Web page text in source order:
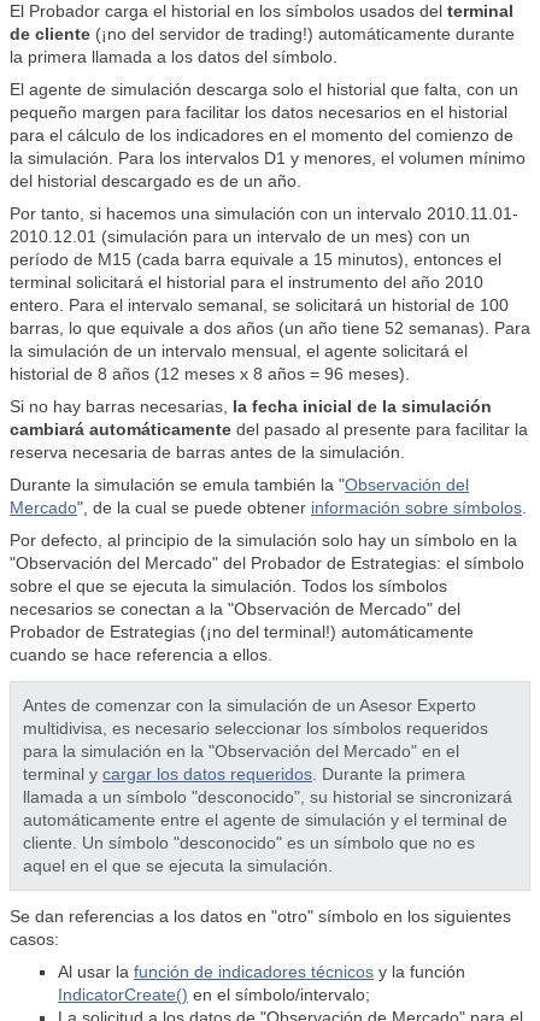
El Probador carga el historial en los símbolos usados del terminal
de cliente (¡no del servidor de trading!) automáticamente durante
la primera llamada a los datos del símbolo.
El agente de simulación descarga solo el historial que falta, con un
pequeño margen para facilitar los datos necesarios en el historial
para el cálculo de los indicadores en el momento del comienzo de
la simulación. Para los intervalos D1 y menores, el volumen mínimo
del historial descargado es de un año.
Por tanto, si hacemos una simulación con un intervalo 2010.11.01-
2010.12.01 (simulación para un intervalo de un mes) con un
período de M15 (cada barra equivale a 15 minutos), entonces el
terminal solicitará el historial para el instrumento del año 2010
entero. Para el intervalo semanal, se solicitará un historial de 100
barras, lo que equivale a dos años (un año tiene 52 semanas). Para
la simulación de un intervalo mensual, el agente solicitará el
historial de 8 años (12 meses x 8 años = 96 meses).
Si no hay barras necesarias, la fecha inicial de la simulación
cambiará automáticamente del pasado al presente para facilitar la
reserva necesaria de barras antes de la simulación.
Durante la simulación se emula también la "Observación del
Mercado", de la cual se puede obtener información sobre símbolos
Por defecto, al principio de la simulación solo hay un símbolo en la
"Observación del Mercado" del Probador de Estrategias: el símbolo
sobre el que se ejecuta la simulación. Todos los símbolos
necesarios se conectan a la "Observación de Mercado" del
Probador de Estrategias (¡no del terminal!) automáticamente
cuando se hace referencia a ellos.
Antes de comenzar con la simulación de un Asesor Experto
multidivisa, es necesario seleccionar los símbolos requeridos
para la simulación en la "Observación del Mercado" en el
terminal y cargar los datos requeridos . Durante la primera
llamada a un símbolo "desconocido", su historial se sincronizará
automáticamente entre el agente de simulación y el terminal de
cliente. Un símbolo "desconocido" es un símbolo que no es
aquel en el que se ejecuta la simulación.
Se dan referencias a los datos en "otro" símbolo en los siguientes
casos:
Al usar la función de indicadores técnicos y la función
IndicatorCreate() en el símbolo/intervalo;